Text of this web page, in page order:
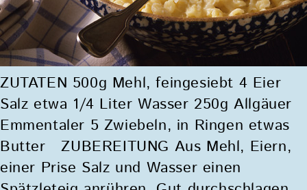
ZUTATEN 500g Mehl, feingesiebt 4 Eier
Salz etwa 1/4 Liter Wasser 250g Allgäuer
Emmentaler 5 Zwiebeln, in Ringen etwas
Butter ZUBEREITUNG Aus Mehl, Eiern,
einer Prise Salz und Wasser einen